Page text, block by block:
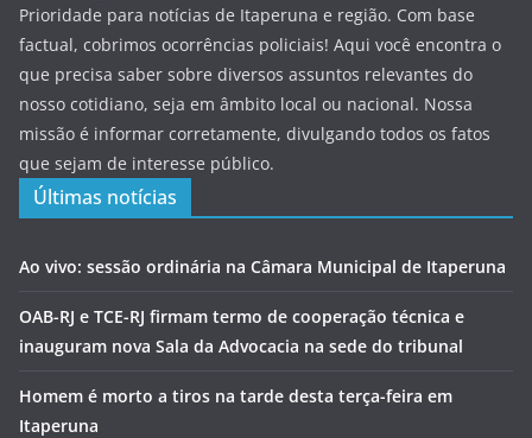
Prioridade para notícias de Itaperuna e região. Com base
factual, cobrimos ocorrências policiais! Aqui você encontra o
que precisa saber sobre diversos assuntos relevantes do
nosso cotidiano, seja em âmbito local ou nacional. Nossa
missão é informar corretamente, divulgando todos os fatos
que sejam de interesse público.
Últimas notícias
Ao vivo: sessão ordinária na Câmara Municipal de Itaperuna
OAB-RJ e TCE-RJ firmam termo de cooperação técnica e
inauguram nova Sala da Advocacia na sede do tribunal
Homem é morto a tiros na tarde desta terça-feira em
Itaperuna